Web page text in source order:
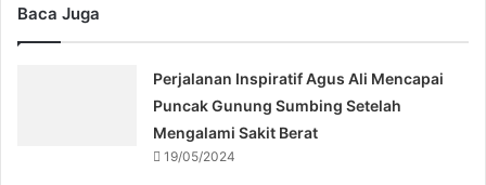
Baca Juga
Perjalanan Inspiratif Agus Ali Mencapai
Puncak Gunung Sumbing Setelah
Mengalami Sakit Berat
19/05/2024